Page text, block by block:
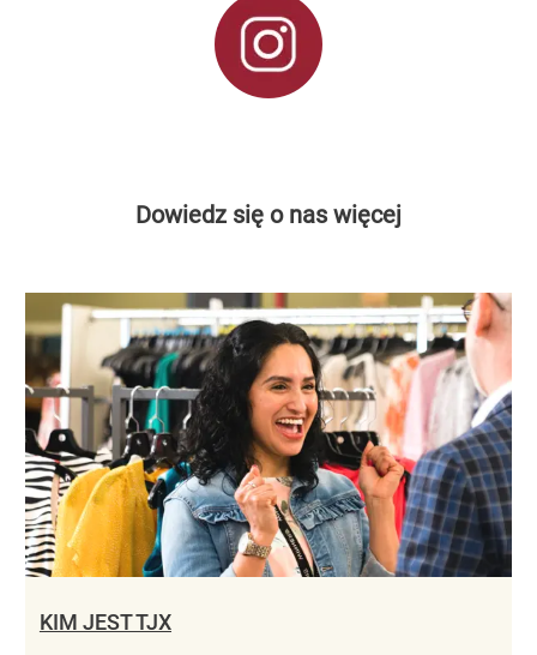
Dowiedz się o nas więcej
KIM JEST TJX